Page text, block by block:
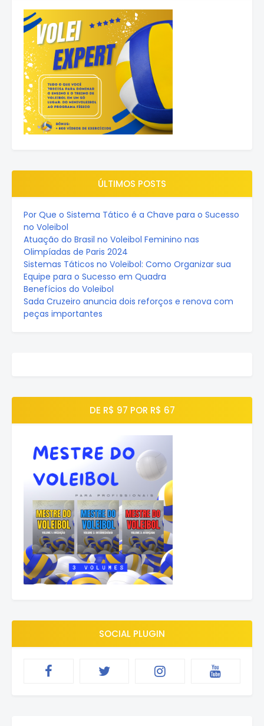
ÚLTIMOS POSTS
Por Que o Sistema Tático é a Chave para o Sucesso
no Voleibol
Atuação do Brasil no Voleibol Feminino nas
Olimpíadas de Paris 2024
Sistemas Táticos no Voleibol: Como Organizar sua
Equipe para o Sucesso em Quadra
Benefícios do Voleibol
Sada Cruzeiro anuncia dois reforços e renova com
peças importantes
DE R$ 97 POR R$ 67
SOCIAL PLUGIN